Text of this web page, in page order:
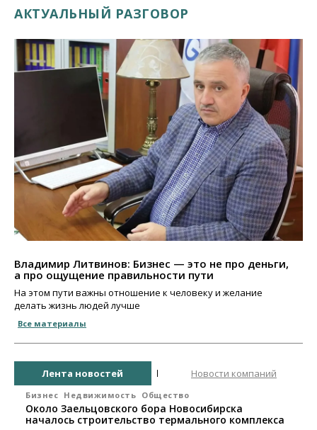
АКТУАЛЬНЫЙ РАЗГОВОР
Владимир Литвинов: Бизнес — это не про деньги,
а про ощущение правильности пути
На этом пути важны отношение к человеку и желание
делать жизнь людей лучше
Все материалы
Лента новостей Новости компаний
Бизнес Недвижимость Общество
Около Заельцовского бора Новосибирска
началось строительство термального комплекса